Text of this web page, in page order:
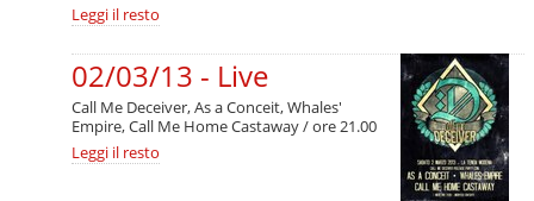
01/03/13
-
Dimenticati.
Cittadini
innocenti
uccisi
dalla
'ndrangheta
e
Leggi il resto
02/03/13 - Live
Call Me Deceiver, As a Conceit, Whales'
Empire, Call Me Home Castaway / ore 21.00
02/03/13
-
Leggi il resto